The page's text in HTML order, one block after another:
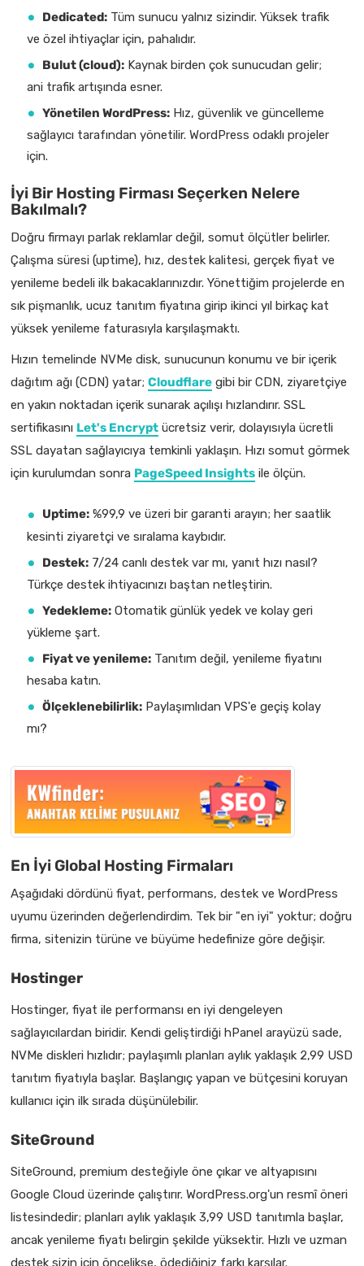
Dedicated: Tüm sunucu yalnız sizindir. Yüksek trafik
ve özel ihtiyaçlar için, pahalıdır.
Bulut (cloud): Kaynak birden çok sunucudan gelir;
ani trafik artışında esner.
Yönetilen WordPress: Hız, güvenlik ve güncelleme
sağlayıcı tarafından yönetilir. WordPress odaklı projeler
için.
İyi Bir Hosting Firması Seçerken Nelere
Bakılmalı?
Doğru firmayı parlak reklamlar değil, somut ölçütler belirler.
Çalışma süresi (uptime), hız, destek kalitesi, gerçek fiyat ve
yenileme bedeli ilk bakacaklarınızdır. Yönettiğim projelerde en
sık pişmanlık, ucuz tanıtım fiyatına girip ikinci yıl birkaç kat
yüksek yenileme faturasıyla karşılaşmaktı.
Hızın temelinde NVMe disk, sunucunun konumu ve bir içerik
dağıtım ağı (CDN) yatar; Cloudflare gibi bir CDN, ziyaretçiye
en yakın noktadan içerik sunarak açılışı hızlandırır. SSL
sertifikasını Let's Encrypt ücretsiz verir, dolayısıyla ücretli
SSL dayatan sağlayıcıya temkinli yaklaşın. Hızı somut görmek
için kurulumdan sonra PageSpeed Insights ile ölçün.
Uptime: %99,9 ve üzeri bir garanti arayın; her saatlik
kesinti ziyaretçi ve sıralama kaybıdır.
Destek: 7/24 canlı destek var mı, yanıt hızı nasıl?
Türkçe destek ihtiyacınızı baştan netleştirin.
Yedekleme: Otomatik günlük yedek ve kolay geri
yükleme şart.
Fiyat ve yenileme: Tanıtım değil, yenileme fiyatını
hesaba katın.
Ölçeklenebilirlik: Paylaşımlıdan VPS'e geçiş kolay
mı?
En İyi Global Hosting Firmaları
Aşağıdaki dördünü fiyat, performans, destek ve WordPress
uyumu üzerinden değerlendirdim. Tek bir "en iyi" yoktur; doğru
firma, sitenizin türüne ve büyüme hedefinize göre değişir.
Hostinger
Hostinger, fiyat ile performansı en iyi dengeleyen
sağlayıcılardan biridir. Kendi geliştirdiği hPanel arayüzü sade,
NVMe diskleri hızlıdır; paylaşımlı planları aylık yaklaşık 2,99 USD
tanıtım fiyatıyla başlar. Başlangıç yapan ve bütçesini koruyan
kullanıcı için ilk sırada düşünülebilir.
SiteGround
SiteGround, premium desteğiyle öne çıkar ve altyapısını
Google Cloud üzerinde çalıştırır. WordPress.org'un resmî öneri
listesindedir; planları aylık yaklaşık 3,99 USD tanıtımla başlar,
ancak yenileme fiyatı belirgin şekilde yüksektir. Hızlı ve uzman
destek sizin için öncelikse, ödediğiniz farkı karşılar.